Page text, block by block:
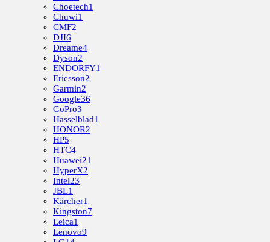
Choetech1
Chuwi1
CMF2
DJI6
Dreame4
Dyson2
ENDORFY1
Ericsson2
Garmin2
Google36
GoPro3
Hasselblad1
HONOR2
HP5
HTC4
Huawei21
HyperX2
Intel23
JBL1
Kärcher1
Kingston7
Leica1
Lenovo9